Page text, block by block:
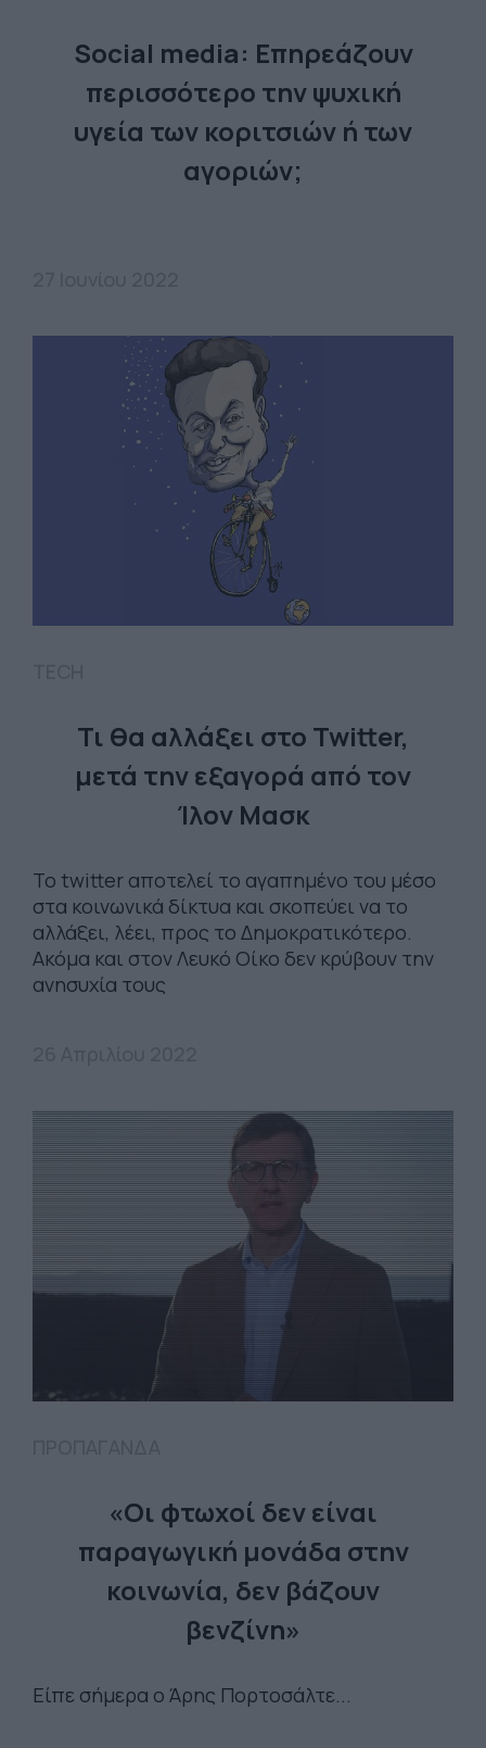
Social media: Επηρεάζουν
περισσότερο την ψυχική
υγεία των κοριτσιών ή των
αγοριών;
Τι θα αλλάξει στο Twitter,
μετά την εξαγορά από τον
Ίλον Μασκ
Το twitter αποτελεί το αγαπημένο του μέσο
στα κοινωνικά δίκτυα και σκοπεύει να το
αλλάξει, λέει, προς το Δημοκρατικότερο.
Ακόμα και στον Λευκό Οίκο δεν κρύβουν την
ανησυχία τους
«Οι φτωχοί δεν είναι
παραγωγική μονάδα στην
κοινωνία, δεν βάζουν
βενζίνη»
Είπε σήμερα ο Άρης Πορτοσάλτε...